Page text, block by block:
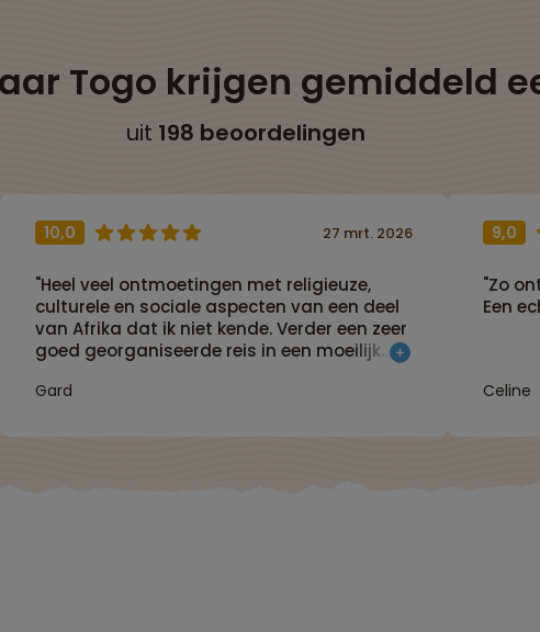
Togo krijgen gemiddeld
uit 198 beoordelingen
10,0
"Heel veel ontmoetingen met religieuze,
culturele en sociale aspecten van een deel
van Afrika dat ik niet kende. Verder een zeer
goed georganiseerde reis in een moeilijk
Gard
27 mrt. 2026 9,0
"Zo
Een
Celine